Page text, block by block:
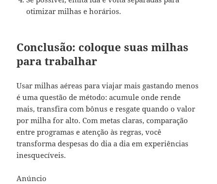
otimizar milhas e horários.
Conclusão: coloque suas milhas
para trabalhar
Usar milhas aéreas para viajar mais gastando menos
é uma questão de método: acumule onde rende
mais, transfira com bônus e resgate quando o valor
por milha for alto. Com metas claras, comparação
entre programas e atenção às regras, você
transforma despesas do dia a dia em experiências
inesquecíveis.
Anúncio